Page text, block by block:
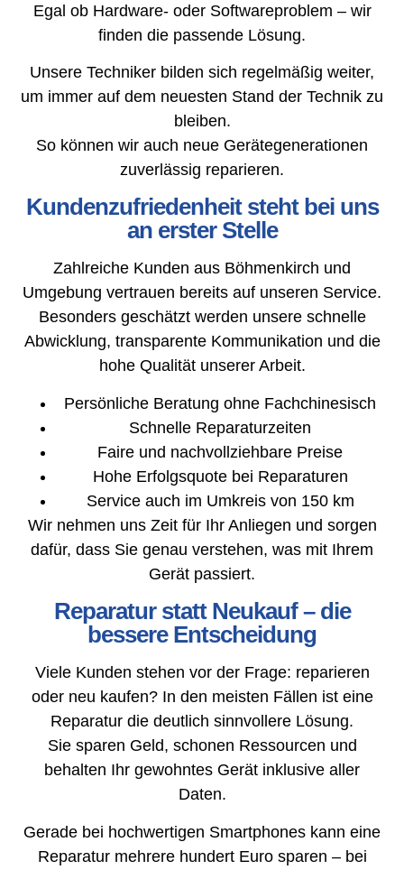
Egal ob Hardware- oder Softwareproblem – wir
finden die passende Lösung.
Unsere Techniker bilden sich regelmäßig weiter,
um immer auf dem neuesten Stand der Technik zu
bleiben.
So können wir auch neue Gerätegenerationen
zuverlässig reparieren.
Kundenzufriedenheit steht bei uns
an erster Stelle
Zahlreiche Kunden aus Böhmenkirch und
Umgebung vertrauen bereits auf unseren Service.
Besonders geschätzt werden unsere schnelle
Abwicklung, transparente Kommunikation und die
hohe Qualität unserer Arbeit.
Persönliche Beratung ohne Fachchinesisch
Schnelle Reparaturzeiten
Faire und nachvollziehbare Preise
Hohe Erfolgsquote bei Reparaturen
Service auch im Umkreis von 150 km
Wir nehmen uns Zeit für Ihr Anliegen und sorgen
dafür, dass Sie genau verstehen, was mit Ihrem
Gerät passiert.
Reparatur statt Neukauf – die
bessere Entscheidung
Viele Kunden stehen vor der Frage: reparieren
oder neu kaufen? In den meisten Fällen ist eine
Reparatur die deutlich sinnvollere Lösung.
Sie sparen Geld, schonen Ressourcen und
behalten Ihr gewohntes Gerät inklusive aller
Daten.
Gerade bei hochwertigen Smartphones kann eine
Reparatur mehrere hundert Euro sparen – bei